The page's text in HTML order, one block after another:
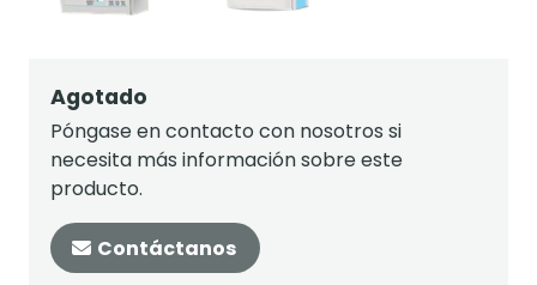
Agotado
Póngase en contacto con nosotros si
necesita más información sobre este
producto.
Contáctanos